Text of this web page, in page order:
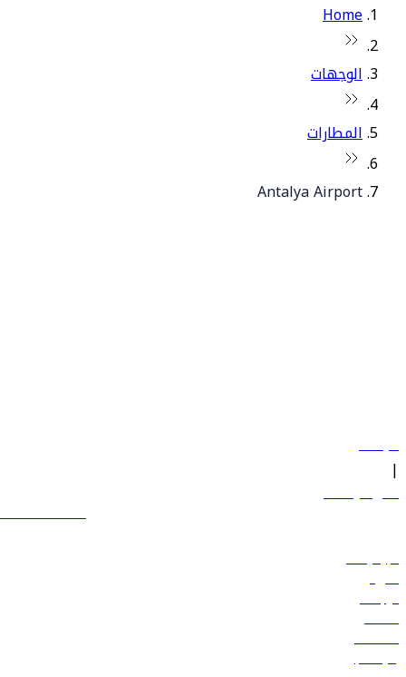
Home
الوجهات
المطارات
Antalya Airport
سياساتنا
|
الشروط والأحكام
600 544 445
حجز الرحلات
العروض
الوجهات
الأمتعة
المساعدة
إدارة الحجز